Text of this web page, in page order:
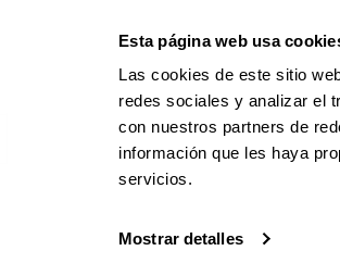
Esta página web usa
Las cookies de este sitio
redes sociales y analizar el
con nuestros partners de
información que les haya
servicios.
Mostrar detalles
Sugerencias y solicitudes